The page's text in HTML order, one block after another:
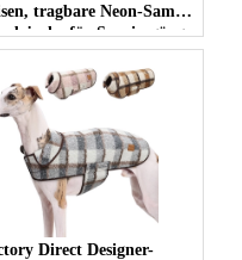
tragbare Neon-Samt-
für Spaziergänge
Direct Designer-